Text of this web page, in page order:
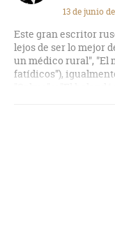
13 de junio
Este gran escritor
lejos de ser lo mejor
un médico rural", "El
fatídicos"),
"Salmo" y "El